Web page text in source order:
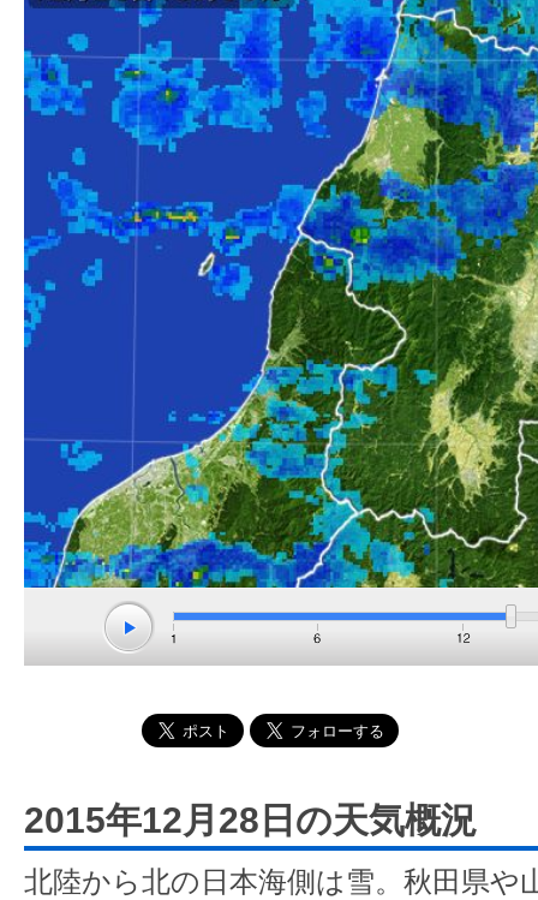
2015年12月28日の天気概況
北陸から北の日本海側は雪。秋田県や